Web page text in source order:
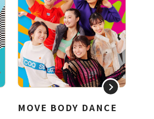
MOVE BODY DANCE